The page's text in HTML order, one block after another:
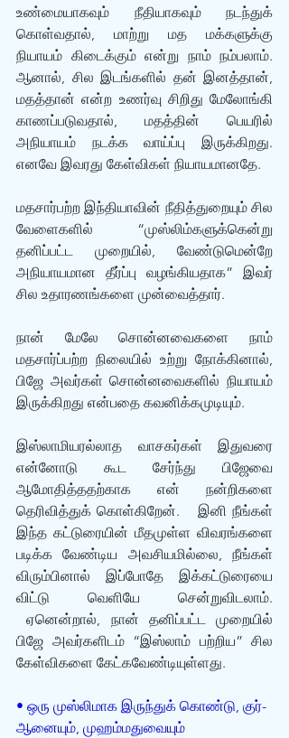
உண்மையாகவும் நீதியாகவும் நடந்துக்
கொள்வதால், மாற்று மத மக்களுக்கு
நியாயம் கிடைக்கும் என்று நாம் நம்பலாம்.
ஆனால், சில இடங்களில் தன் இனத்தான்,
மதத்தான் என்ற உணர்வு சிறிது மேலோங்கி
காணப்படுவதால், மதத்தின் பெயரில்
அநியாயம் நடக்க வாய்ப்பு இருக்கிறது.
எனவே இவரது கேள்விகள் நியாயமானதே.
மதசார்பற்ற இந்தியாவின் நீதித்துறையும் சில
வேளைகளில் “முஸ்லிம்களுக்கென்று
தனிப்பட்ட முறையில், வேண்டுமென்றே
அநியாயமான தீர்ப்பு வழங்கியதாக” இவர்
சில உதாரணங்களை முன்வைத்தார்.
நான் மேலே சொன்னவைகளை நாம்
மதசார்ப்பற்ற நிலையில் உற்று நோக்கினால்,
பிஜே அவர்கள் சொன்னவைகளில் நியாயம்
இருக்கிறது என்பதை கவனிக்கமுடியும்.
இஸ்லாமியரல்லாத வாசகர்கள் இதுவரை
என்னோடு கூட சேர்ந்து பிஜேவை
ஆமோதித்ததற்காக என் நன்றிகளை
தெரிவித்துக் கொள்கிறேன்.   இனி நீங்கள்
இந்த கட்டுரையின் மீதமுள்ள விவரங்களை
படிக்க வேண்டிய அவசியமில்லை, நீங்கள்
விரும்பினால் இப்போதே இக்கட்டுரையை
விட்டு வெளியே சென்றுவிடலாம்.
ஏனென்றால், நான் தனிப்பட்ட முறையில்
பிஜே அவர்களிடம் “இஸ்லாம் பற்றிய” சில
கேள்விகளை கேட்கவேண்டியுள்ளது.
• ஒரு முஸ்லிமாக இருந்துக் கொண்டு, குர்-
ஆனையும், முஹம்மதுவையும்